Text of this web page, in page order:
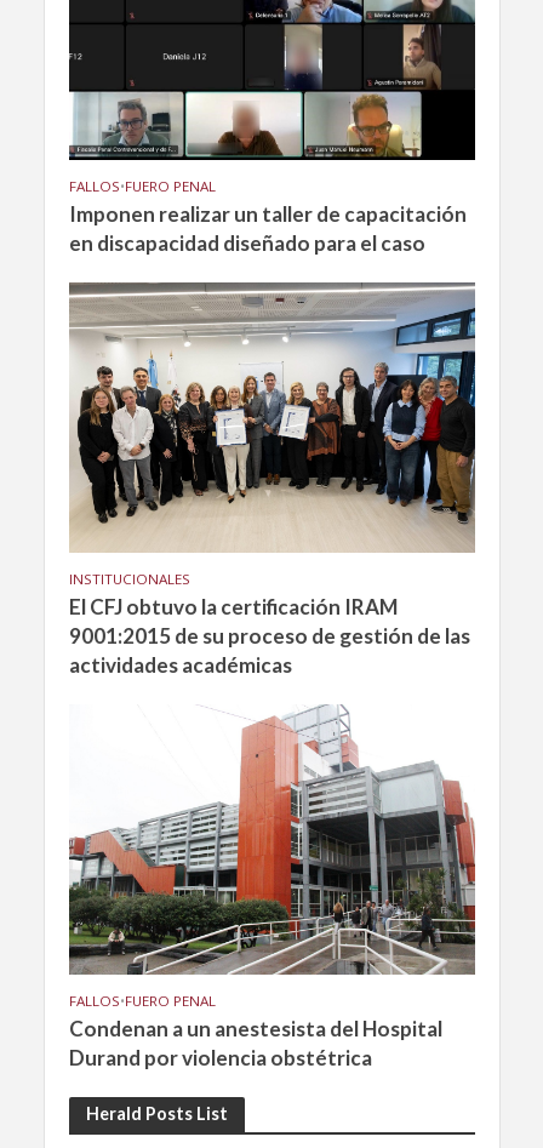
FALLOS•FUERO PENAL
Imponen realizar un taller de capacitación
en discapacidad diseñado para el caso
INSTITUCIONALES
El CFJ obtuvo la certificación IRAM
9001:2015 de su proceso de gestión de las
actividades académicas
FALLOS•FUERO PENAL
Condenan a un anestesista del Hospital
Durand por violencia obstétrica
Herald Posts List